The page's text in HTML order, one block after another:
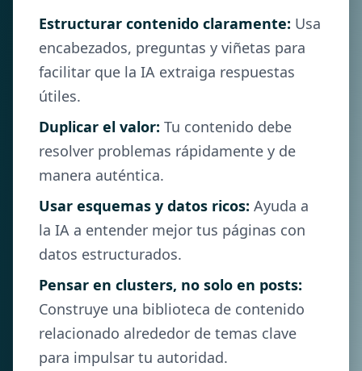
Estructurar contenido claramente: Usa
encabezados, preguntas y viñetas para
facilitar que la IA extraiga respuestas
útiles.
Duplicar el valor: Tu contenido debe
resolver problemas rápidamente y de
manera auténtica.
Usar esquemas y datos ricos: Ayuda a
la IA a entender mejor tus páginas con
datos estructurados.
Pensar en clusters, no solo en posts:
Construye una biblioteca de contenido
relacionado alrededor de temas clave
para impulsar tu autoridad.